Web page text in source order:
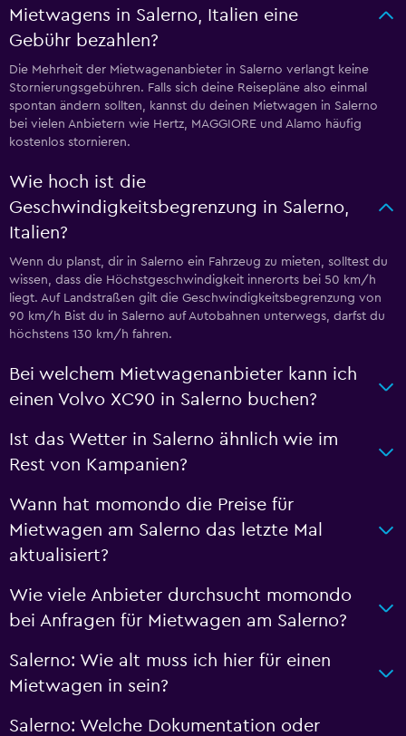
Mietwagens in Salerno, Italien eine
Gebühr bezahlen?
Die Mehrheit der Mietwagenanbieter in Salerno verlangt keine
Stornierungsgebühren. Falls sich deine Reisepläne also einmal
spontan ändern sollten, kannst du deinen Mietwagen in Salerno
bei vielen Anbietern wie Hertz, MAGGIORE und Alamo häufig
kostenlos stornieren.
Wie hoch ist die
Geschwindigkeitsbegrenzung in Salerno,
Italien?
Wenn du planst, dir in Salerno ein Fahrzeug zu mieten, solltest du
wissen, dass die Höchstgeschwindigkeit innerorts bei 50 km/h
liegt. Auf Landstraßen gilt die Geschwindigkeitsbegrenzung von
90 km/h Bist du in Salerno auf Autobahnen unterwegs, darfst du
höchstens 130 km/h fahren.
Bei welchem Mietwagenanbieter kann ich
einen Volvo XC90 in Salerno buchen?
Ist das Wetter in Salerno ähnlich wie im
Rest von Kampanien?
Wann hat momondo die Preise für
Mietwagen am Salerno das letzte Mal
aktualisiert?
Wie viele Anbieter durchsucht momondo
bei Anfragen für Mietwagen am Salerno?
Salerno: Wie alt muss ich hier für einen
Mietwagen in sein?
Salerno: Welche Dokumentation oder